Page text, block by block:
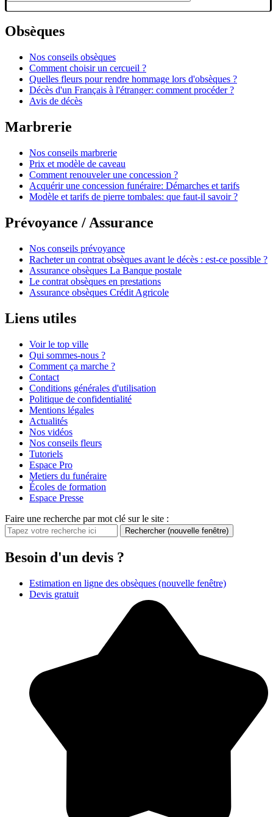
Obsèques
Nos conseils obsèques
Comment choisir un cercueil ?
Quelles fleurs pour rendre hommage lors d'obsèques ?
Décès d'un Français à l'étranger: comment procéder ?
Avis de décès
Marbrerie
Nos conseils marbrerie
Prix et modèle de caveau
Comment renouveler une concession ?
Acquérir une concession funéraire: Démarches et tarifs
Modèle et tarifs de pierre tombales: que faut-il savoir ?
Prévoyance / Assurance
Nos conseils prévoyance
Racheter un contrat obsèques avant le décès : est-ce possible ?
Assurance obsèques La Banque postale
Le contrat obsèques en prestations
Assurance obsèques Crédit Agricole
Liens utiles
Voir le top ville
Qui sommes-nous ?
Comment ça marche ?
Contact
Conditions générales d'utilisation
Politique de confidentialité
Mentions légales
Actualités
Nos vidéos
Nos conseils fleurs
Tutoriels
Espace Pro
Metiers du funéraire
Écoles de formation
Espace Presse
Faire une recherche par mot clé sur le site :
Rechercher (nouvelle fenêtre)
Besoin d'un devis ?
Estimation en ligne des obsèques (nouvelle fenêtre)
Devis gratuit